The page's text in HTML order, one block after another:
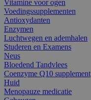
Vitamine voor ogen
Voedingssupplementen
Antioxydanten
Enzymen
Luchtwegen en ademhalen
Studeren en Examens
Neus
Bloedend Tandvlees
Coenzyme Q10 supplement
Huid
Menopauze medicatie